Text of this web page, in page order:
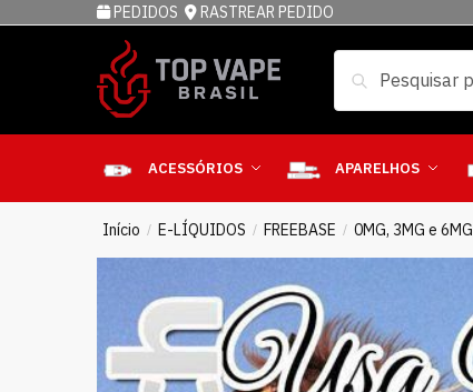
PEDIDOS RASTREAR PEDIDO
ACESSÓRIOS APARELHOS
Início / E-LÍQUIDOS / FREEBASE / 0MG, 3MG e 6MG